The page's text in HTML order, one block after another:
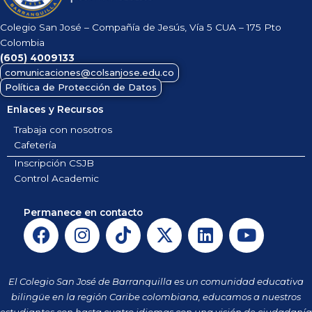
Colegio San José – Compañía de Jesús, Vía 5 CUA – 175 Pto
Colombia
(605) 4009133
comunicaciones@colsanjose.edu.co
Política de Protección de Datos
Enlaces y Recursos
Trabaja con nosotros
Cafetería
Inscripción CSJB
Control Academic
Permanece en contacto
F
a
e
b
I
n
t
a
T
i
t
o
X
-
w
i
L
i
k
e
Y
o
t
u
El Colegio San José de Barranquilla es un comunidad educativa
bilingüe en la región Caribe colombiana, educamos a nuestros